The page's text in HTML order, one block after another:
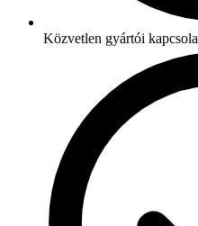
Közvetlen gyártói